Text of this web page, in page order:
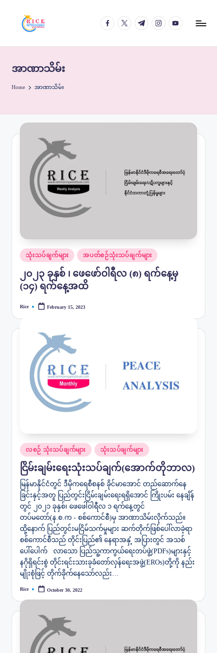
facebook.com
twitter.com
t.me instagram.com
youtube.com
အာဏာသိမ်း
Home အာဏာသိမ်း
Posted
သုံးသပ်ချက်များ အပတ်စဉ်သုံးသပ်ချက်များ
၂၀၂၃ ခုနှစ် ၊ ဖေဖော်ဝါရီလ (၈) ရက်နေ့မှ
(၁၄) ရက်‌နေ့အထိ
Posted
Rice February 15, 2023
Posted
လစဉ် သုံးသပ်ချက်များ သုံးသပ်ချက်များ
ငြိမ်းချမ်း‌‌ရေးသုံးသပ်ချက်(‌‌အောက်တိုဘာလ)
မြန်မာနိုင်ငံတွင် ဒီမိုကရေစီစနစ် ခိုင်မာအောင် တည်ဆောက်နေ
ခြင်းနှင့်အတူ ပြည်တွင်းငြိမ်းချမ်းရေးရရှိအောင် ကြိုးပမ်း နေချိန်
တွင် ၂၀၂၁ ခုနှစ်၊ ဖေဖေါ်ဝါရီလ ၁ ရက်နေ့တွင်
တပ်မတော်(န.စ.က - စစ်ကောင်စီ)မှ အာဏာသိမ်းလိုက်သည်။
ထို့နောက် ပြည်တွင်းမငြိမ်သက်မှုများ ဆက်တိုက်ဖြစ်ပေါ်လာခဲ့ရာ
စစ်ကောင်စီသည် တိုင်းပြည်၏ နေရာအနှံ့ အပြားတွင် အသစ်
ပေါ်ပေါက် လာသော ပြည်သူ့ကာကွယ်ရေးတပ်ဖွဲ့(PDFs)များနှင့်
နဂိုရှိရင်းစွဲ တိုင်းရင်းသားခုခံတော်လှန်ရေးအဖွဲ့(EROs)တို့ကို နည်း
မျိုးစုံဖြင့် တိုက်ခိုက်နေသော်လည်း…
Posted
Rice October 30, 2022